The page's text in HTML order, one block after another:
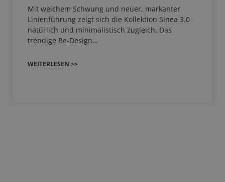
Mit weichem Schwung und neuer, markanter
Linienführung zeigt sich die Kollektion Sinea 3.0
natürlich und minimalistisch zugleich. Das
trendige Re-Design…
WEITERLESEN >>